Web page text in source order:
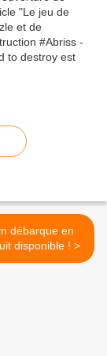
débarque en
essai gratuit disponible ! >